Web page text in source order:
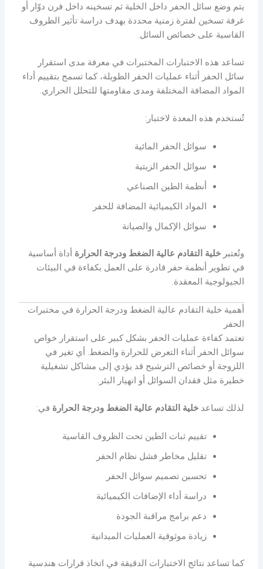
يتم وضع سائل الحفر داخل الخلية ثم تسخينه داخل فرن دوّار أو
غرفة تسخين لفترة زمنية محددة بهدف دراسة تأثير الظروف
القاسية على خصائص السائل.
تساعد هذه الاختبارات المختبرات في معرفة مدى استقرار
سائل الحفر أثناء عمليات الحفر الطويلة، كما تسمح بتقييم أداء
المواد المضافة المختلفة ومدى مقاومتها للتحلل الحراري.
تُستخدم هذه المعدة لاختبار:
سوائل الحفر المائية
سوائل الحفر الزيتية
أنظمة الطين الصناعي
المواد الكيميائية المضافة للحفر
سوائل الإكمال والصيانة
وتُعتبرخلية التقادم عالية الضغط ودرجة الحرارة أداة أساسية
في تطوير أنظمة حفر قادرة على العمل بكفاءة في البيئات
الجيولوجية المعقدة.
أهمية خلية التقادم عالية الضغط ودرجة الحرارة في مختبرات
الحفر
تعتمد كفاءة عمليات الحفر بشكل كبير على استقرار خواص
سوائل الحفر أثناء التعرض للحرارة والضغط. أي تغير في
اللزوجة أو خصائص الترشيح قد يؤدي إلى مشاكل تشغيلية
خطيرة مثل فقدان السوائل أو انهيار البئر.
لذلك تساعدخلية التقادم عالية الضغط ودرجة الحرارة في:
تقييم ثبات الطين تحت الظروف القاسية
تقليل مخاطر فشل نظام الحفر
تحسين تصميم سوائل الحفر
دراسة أداء الإضافات الكيميائية
دعم برامج مراقبة الجودة
زيادة موثوقية العمليات الميدانية
كما تساعد نتائج الاختبارات الدقيقة في اتخاذ قرارات هندسية